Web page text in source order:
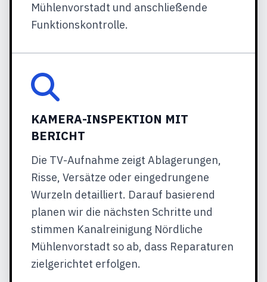
Mühlenvorstadt und anschließende
Funktionskontrolle.
KAMERA-INSPEKTION MIT
BERICHT
Die TV-Aufnahme zeigt Ablagerungen,
Risse, Versätze oder eingedrungene
Wurzeln detailliert. Darauf basierend
planen wir die nächsten Schritte und
stimmen Kanalreinigung Nördliche
Mühlenvorstadt so ab, dass Reparaturen
zielgerichtet erfolgen.